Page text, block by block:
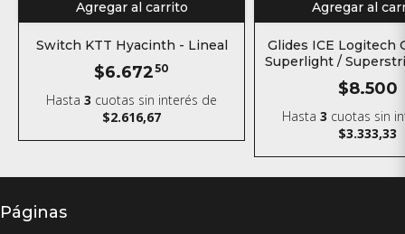
Agregar al carrito
Switch KTT Hyacinth - Lineal
$6.67250
Hasta3 cuotas sin interés de
$2.616,67
Agregar al
Glides ICE Logitech
Superlight /
Teflón para
$8.500
Hasta3 cuotas sin
$3.333,33
Páginas